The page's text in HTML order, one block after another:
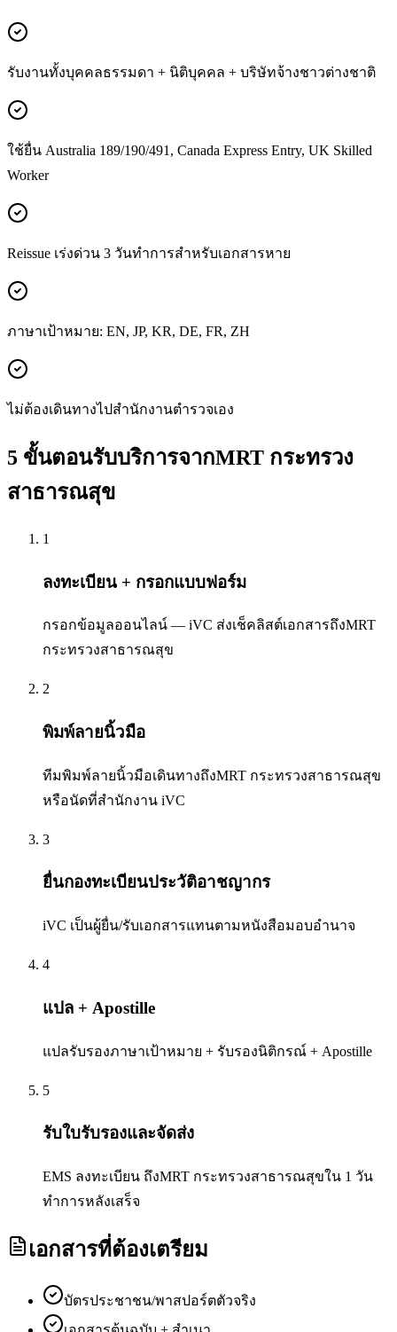
รับงานทั้งบุคคลธรรมดา + นิติบุคคล + บริษัทจ้างชาวต่างชาติ
ใช้ยื่น Australia 189/190/491, Canada Express Entry, UK Skilled
Worker
Reissue เร่งด่วน 3 วันทำการสำหรับเอกสารหาย
ภาษาเป้าหมาย: EN, JP, KR, DE, FR, ZH
ไม่ต้องเดินทางไปสำนักงานตำรวจเอง
5 ขั้นตอนรับบริการจากMRT กระทรวง
สาธารณสุข
1
ลงทะเบียน + กรอกแบบฟอร์ม
กรอกข้อมูลออนไลน์ — iVC ส่งเช็คลิสต์เอกสารถึงMRT
กระทรวงสาธารณสุข
2
พิมพ์ลายนิ้วมือ
ทีมพิมพ์ลายนิ้วมือเดินทางถึงMRT กระทรวงสาธารณสุข
หรือนัดที่สำนักงาน iVC
3
ยื่นกองทะเบียนประวัติอาชญากร
iVC เป็นผู้ยื่น/รับเอกสารแทนตามหนังสือมอบอำนาจ
4
แปล + Apostille
แปลรับรองภาษาเป้าหมาย + รับรองนิติกรณ์ + Apostille
5
รับใบรับรองและจัดส่ง
EMS ลงทะเบียน ถึงMRT กระทรวงสาธารณสุขใน 1 วัน
ทำการหลังเสร็จ
เอกสารที่ต้องเตรียม
บัตรประชาชน/พาสปอร์ตตัวจริง